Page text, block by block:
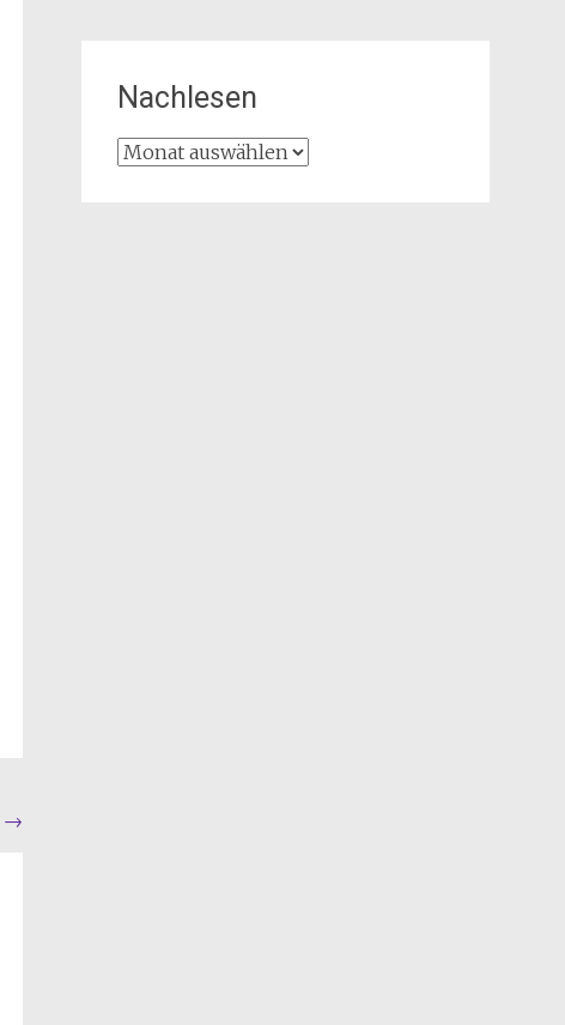
→
Nachlesen
Nachlesen